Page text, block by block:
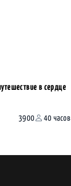
в сердце
3900 40 часов